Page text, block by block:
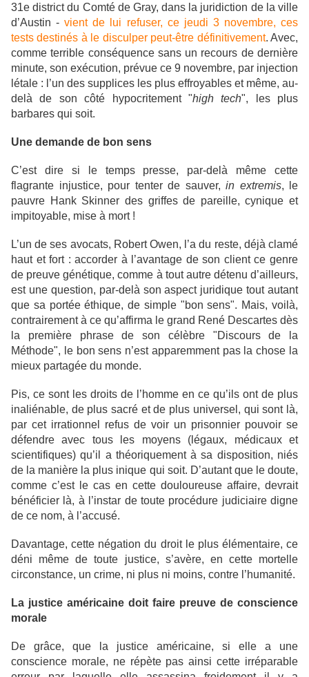
31e district du Comté de Gray, dans la juridiction de la ville
d’Austin -vient de lui refuser, ce jeudi 3 novembre, ces
tests destinés à le disculper peut-être définitivement. Avec,
comme terrible conséquence sans un recours de dernière
minute, son exécution, prévue ce 9 novembre, par injection
létale : l’un des supplices les plus effroyables et même, au-
delà de son côté hypocritement "high tech", les plus
barbares qui soit.
Une demande de bon sens
C’est dire si le temps presse, par-delà même cette
flagrante injustice, pour tenter de sauver, in extremis, le
pauvre Hank Skinner des griffes de pareille, cynique et
impitoyable, mise à mort !
L’un de ses avocats, Robert Owen, l’a du reste, déjà clamé
haut et fort : accorder à l’avantage de son client ce genre
de preuve génétique, comme à tout autre détenu d’ailleurs,
est une question, par-delà son aspect juridique tout autant
que sa portée éthique, de simple "bon sens". Mais, voilà,
contrairement à ce qu’affirma le grand René Descartes dès
la première phrase de son célèbre "Discours de la
Méthode", le bon sens n’est apparemment pas la chose la
mieux partagée du monde.
Pis, ce sont les droits de l’homme en ce qu’ils ont de plus
inaliénable, de plus sacré et de plus universel, qui sont là,
par cet irrationnel refus de voir un prisonnier pouvoir se
défendre avec tous les moyens (légaux, médicaux et
scientifiques) qu’il a théoriquement à sa disposition, niés
de la manière la plus inique qui soit. D’autant que le doute,
comme c’est le cas en cette douloureuse affaire, devrait
bénéficier là, à l’instar de toute procédure judiciaire digne
de ce nom, à l’accusé.
Davantage, cette négation du droit le plus élémentaire, ce
déni même de toute justice, s’avère, en cette mortelle
circonstance, un crime, ni plus ni moins, contre l’humanité.
La justice américaine doit faire preuve de conscience
morale
De grâce, que la justice américaine, si elle a une
conscience morale, ne répète pas ainsi cette irréparable